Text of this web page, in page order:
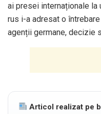
ai presei internaționale la
rus i-a adresat o
agenții germane, decizie
Articol realizat pe